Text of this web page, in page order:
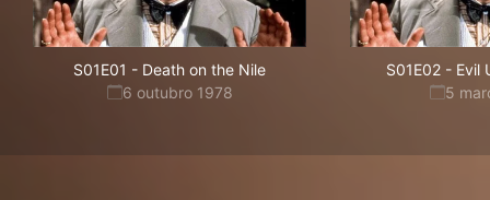
S01E01 - Death on the Nile
6 outubro 1978
S01E02 - Evil
5